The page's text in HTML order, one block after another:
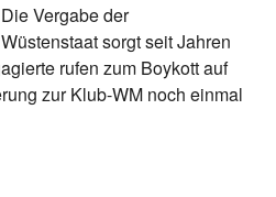
Die Vergabe der
sorgt seit Jahren
rufen zum Boykott auf
zur Klub-WM noch einmal